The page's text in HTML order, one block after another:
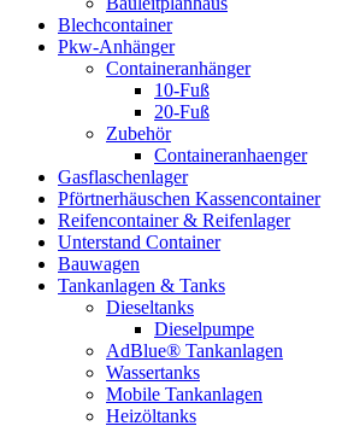
Blechcontainer
Pkw-Anhänger
Containeranhänger
10-Fuß
20-Fuß
Zubehör
Containeranhaenger
Gasflaschenlager
Pförtnerhäuschen Kassencontainer
Reifencontainer & Reifenlager
Unterstand Container
Bauwagen
Tankanlagen & Tanks
Dieseltanks
Dieselpumpe
AdBlue® Tankanlagen
Wassertanks
Mobile Tankanlagen
Heizöltanks